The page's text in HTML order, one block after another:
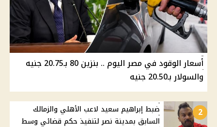
أسعار الوقود في مصر اليوم .. بنزين 80 بـ20.75 جنيه
والسولار بـ20.50 جنيه
2
ضبط إبراهيم سعيد لاعب الأهلي والزمالك
السابق بمدينة نصر لتنفيذ حكم قضائي وسط